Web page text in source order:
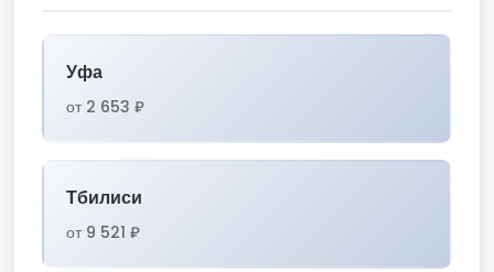
Уфа
от 2 653 ₽
Тбилиси
от 9 521 ₽